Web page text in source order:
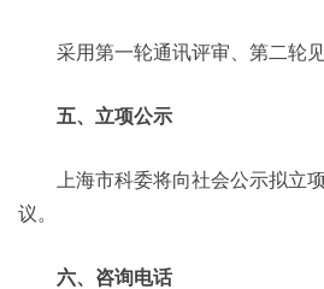
采用第一轮通讯评审、第二轮见
五、立项公示
上海市科委将向社会公示拟立项
议。
六、咨询电话